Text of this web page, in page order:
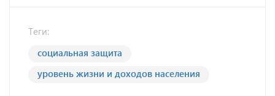
Теги:
социальная защита
уровень жизни и доходов населения